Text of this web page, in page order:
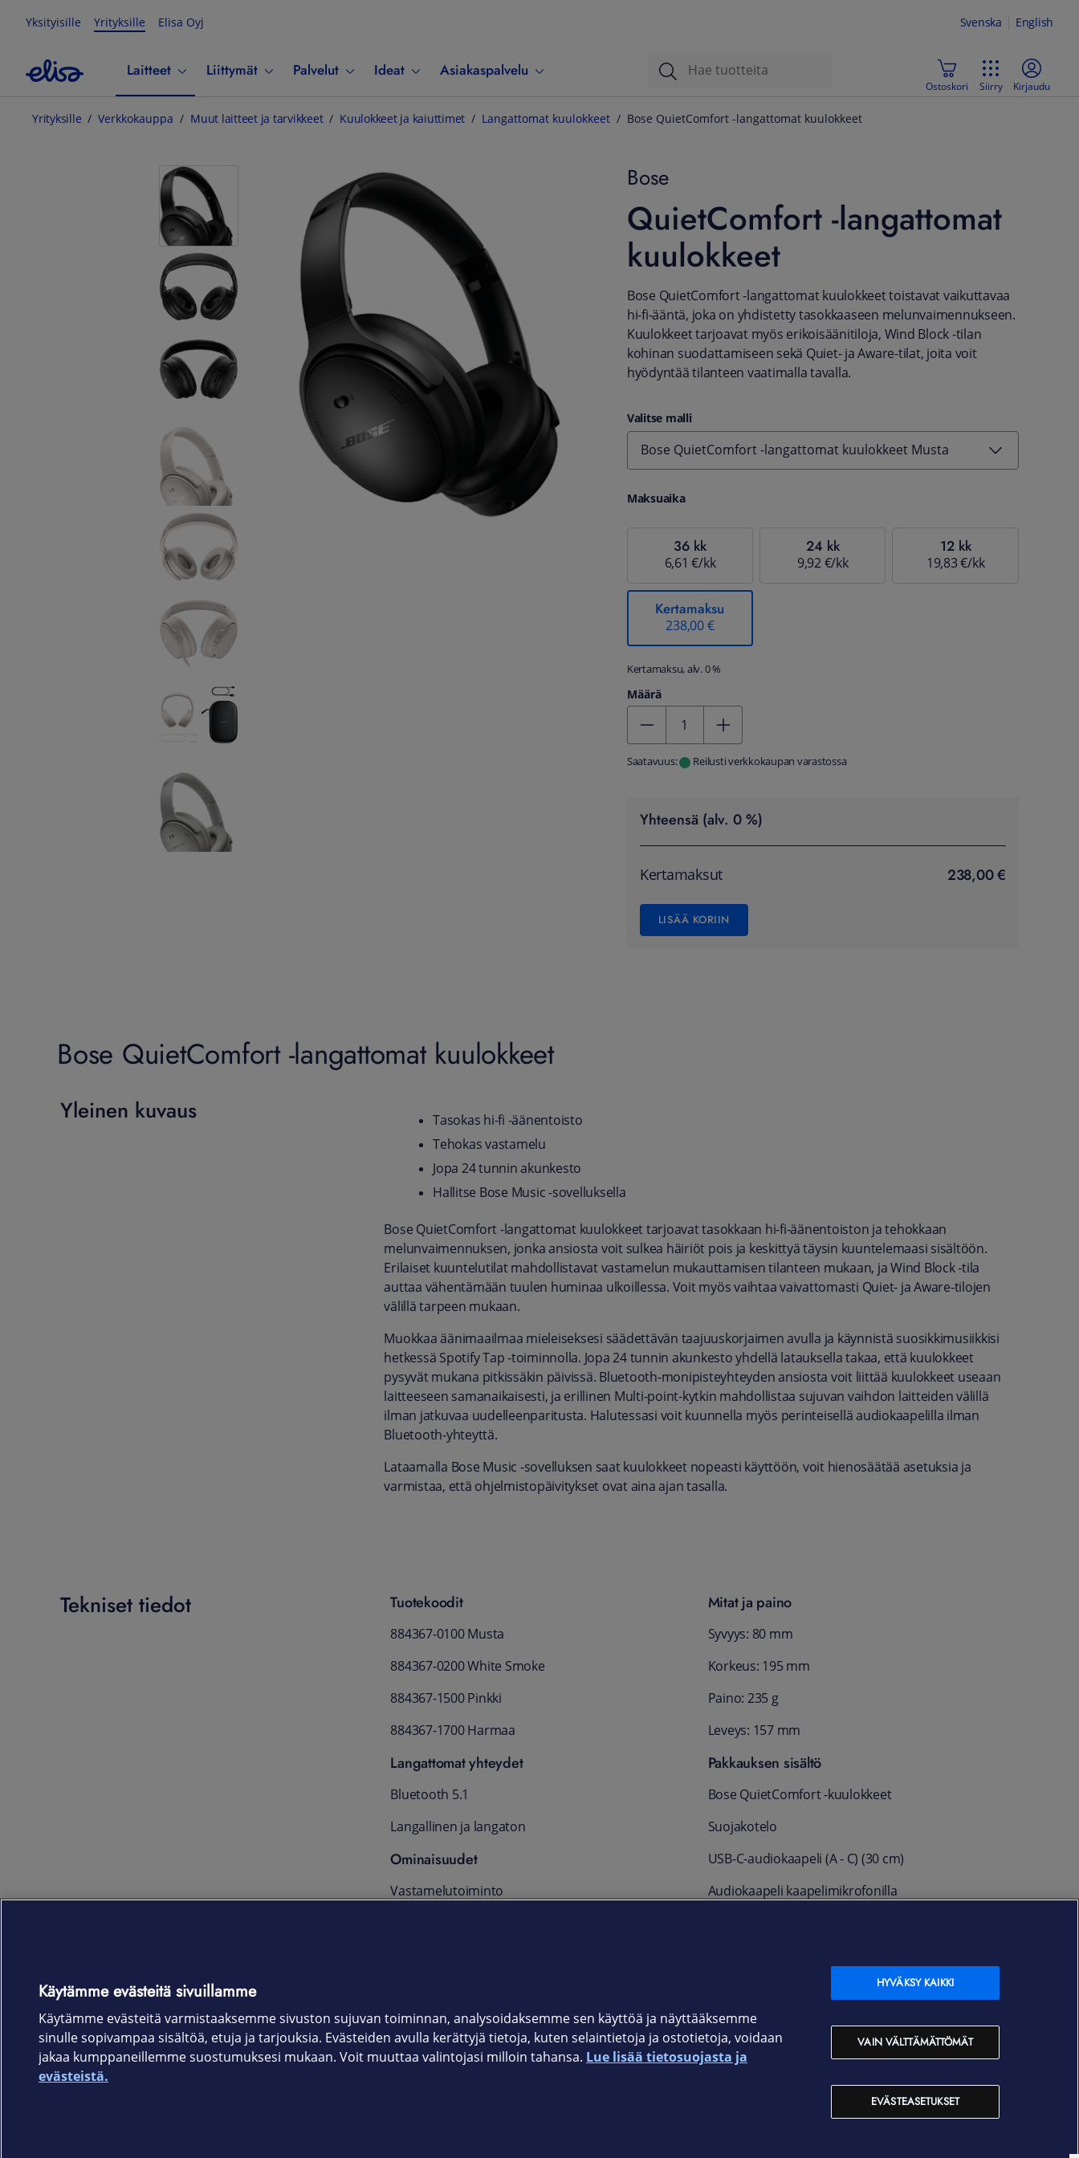
Yksityisille Yrityksille Elisa Oyj Svenska English
Laitteet Liittymät Palvelut Ideat Asiakaspalvelu
Ostoskori Siirry Kirjaudu
Yrityksille Verkkokauppa Muut laitteet ja tarvikkeet Kuulokkeet ja kaiuttimet Langattomat kuulokkeet Bose QuietComfort -langattomat kuulokkeet
Bose
QuietComfort -langattomat
kuulokkeet
Bose QuietComfort -langattomat kuulokkeet toistavat vaikuttavaa
hi-fi-ääntä, joka on yhdistetty tasokkaaseen melunvaimennukseen.
Kuulokkeet tarjoavat myös erikoisäänitiloja, Wind Block -tilan
kohinan suodattamiseen sekä Quiet- ja Aware-tilat, joita voit
hyödyntää tilanteen vaatimalla tavalla.
Valitse malli
Bose QuietComfort -langattomat kuulokkeet Musta
Maksuaika
36 kk
6,61 €/kk
24 kk
9,92 €/kk
12 kk
19,83 €/kk
Kertamaksu
238,00 €
Kertamaksu, alv. 0 %
Määrä
Saatavuus: Reilusti verkkokaupan varastossa
Yhteensä (alv. 0 %)
Kertamaksut 238,00 €
LISÄÄ KORIIN
Bose QuietComfort -langattomat kuulokkeet
Yleinen kuvaus
Tasokas hi-fi -äänentoisto
Tehokas vastamelu
Jopa 24 tunnin akunkesto
Hallitse Bose Music -sovelluksella
Bose QuietComfort -langattomat kuulokkeet tarjoavat tasokkaan hi-fi-äänentoiston ja tehokkaan
melunvaimennuksen, jonka ansiosta voit sulkea häiriöt pois ja keskittyä täysin kuuntelemaasi sisältöön.
Erilaiset kuuntelutilat mahdollistavat vastamelun mukauttamisen tilanteen mukaan, ja Wind Block -tila
auttaa vähentämään tuulen huminaa ulkoillessa. Voit myös vaihtaa vaivattomasti Quiet- ja Aware-tilojen
välillä tarpeen mukaan.
Muokkaa äänimaailmaa mieleiseksesi säädettävän taajuuskorjaimen avulla ja käynnistä suosikkimusiikkisi
hetkessä Spotify Tap -toiminnolla. Jopa 24 tunnin akunkesto yhdellä latauksella takaa, että kuulokkeet
pysyvät mukana pitkissäkin päivissä. Bluetooth-monipisteyhteyden ansiosta voit liittää kuulokkeet useaan
laitteeseen samanaikaisesti, ja erillinen Multi-point-kytkin mahdollistaa sujuvan vaihdon laitteiden välillä
ilman jatkuvaa uudelleenparitusta. Halutessasi voit kuunnella myös perinteisellä audiokaapelilla ilman
Bluetooth-yhteyttä.
Lataamalla Bose Music -sovelluksen saat kuulokkeet nopeasti käyttöön, voit hienosäätää asetuksia ja
varmistaa, että ohjelmistopäivitykset ovat aina ajan tasalla.
Tekniset tiedot Tuotekoodit
884367-0100 Musta
884367-0200 White Smoke
884367-1500 Pinkki
884367-1700 Harmaa
Langattomat yhteydet
Bluetooth 5.1
Langallinen ja langaton
Ominaisuudet
Vastamelutoiminto
Mitat ja paino
Syvyys: 80 mm
Korkeus: 195 mm
Paino: 235 g
Leveys: 157 mm
Pakkauksen sisältö
Bose QuietComfort -kuulokkeet
Suojakotelo
USB-C-audiokaapeli (A - C) (30 cm)
Audiokaapeli kaapelimikrofonilla
Käytämme evästeitä sivuillamme
Käytämme evästeitä varmistaaksemme sivuston sujuvan toiminnan, analysoidaksemme sen käyttöä ja näyttääksemme
sinulle sopivampaa sisältöä, etuja ja tarjouksia. Evästeiden avulla kerättyjä tietoja, kuten selaintietoja ja ostotietoja, voidaan
jakaa kumppaneillemme suostumuksesi mukaan. Voit muuttaa valintojasi milloin tahansa. Lue lisää tietosuojasta ja
evästeistä.
EVÄSTEASETUKSET
VAIN VÄLTTÄMÄTTÖMÄT
HYVÄKSY KAIKKI